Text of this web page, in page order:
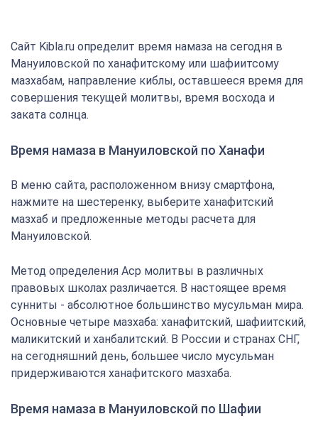
Сайт Kibla.ru определит время намаза на сегодня в
Мануиловской по ханафитскому или шафиитсому
мазхабам, направление киблы, оставшееся время для
совершения текущей молитвы, время восхода и
заката солнца.
Время намаза в Мануиловской по Ханафи
В меню сайта, расположенном внизу смартфона,
нажмите на шестеренку, выберите ханафитский
мазхаб и предложенные методы расчета для
Мануиловской.
Метод определения Аср молитвы в различных
правовых школах различается. В настоящее время
сунниты - абсолютное большинство мусульман мира.
Основные четыре мазхаба: ханафитский, шафиитский,
маликитский и ханбалитский. В России и странах СНГ,
на сегодняшний день, большее число мусульман
придерживаются ханафитского мазхаба.
Время намаза в Мануиловской по Шафии